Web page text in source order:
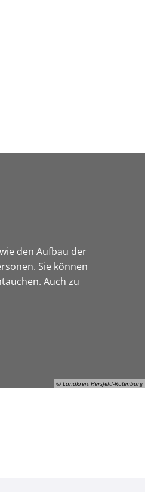
© Landkreis Hersfeld-Rotenburg
den Aufbau der
Sie können
Auch zu